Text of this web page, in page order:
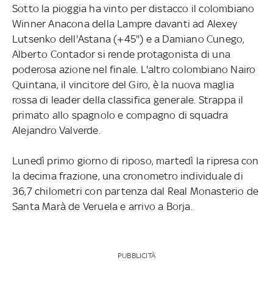
Sotto la pioggia ha vinto per distacco il colombiano
Winner Anacona della Lampre davanti ad Alexey
Lutsenko dell'Astana (+45") e a Damiano Cunego,
Alberto Contador si rende protagonista di una
poderosa azione nel finale. L'altro colombiano Nairo
Quintana, il vincitore del Giro, è la nuova maglia
rossa di leader della classifica generale. Strappa il
primato allo spagnolo e compagno di squadra
Alejandro Valverde.
Lunedì primo giorno di riposo, martedì la ripresa con
la decima frazione, una cronometro individuale di
36,7 chilometri con partenza dal Real Monasterio de
Santa Marà de Veruela e arrivo a Borja.
PUBBLICITÀ